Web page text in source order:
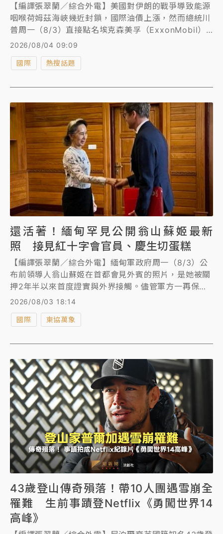
【編譯張翠蘭／綜合外電】美國對伊朗的戰爭導致能源
咽喉荷姆茲海峽幾近封鎖，國際油價上漲，然而總統川
普周一（8/3）直接點名埃克森美孚（ExxonMobil）
和雪佛龍（Chevron），指責這兩大美國石油公司在美
樣」。
2026/08/04 09:09
國際 熱搜話題
還活著！緬甸罕見公開翁山蘇姬最新
照 接見紅十字會官員、慶生切蛋糕
【編譯張翠蘭／綜合外電】緬甸軍政府周一（8/3）公
布前領導人翁山蘇姬在首都會見外賓的照片，是她被關
押2年半以來首度證實與外界接觸。儘管軍方一再保證
她安然無恙，但國際社會仍對其健康狀況表示擔憂，翁
山的兒子近幾個月來發起運動，要求提供這名81歲昔日
民主象徵人物仍在世的證據。
2026/08/03 18:14
國際 東協萬象
43歲登山傳奇殞落！帶10人團遇雪崩全
罹難 生前事蹟登Netflix《勇闖世界14
高峰》